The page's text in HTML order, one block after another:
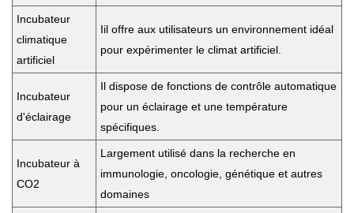
Incubateur
climatique
artificiel
Iil offre aux utilisateurs un environnement idéal
pour expérimenter le climat artificiel.
Incubateur
d'éclairage
Il dispose de fonctions de contrôle automatique
pour un éclairage et une température
spécifiques.
Incubateur à
CO2
Largement utilisé dans la recherche en
immunologie, oncologie, génétique et autres
domaines